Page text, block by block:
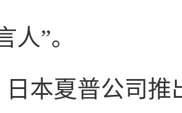
人”。
日本夏普公司推